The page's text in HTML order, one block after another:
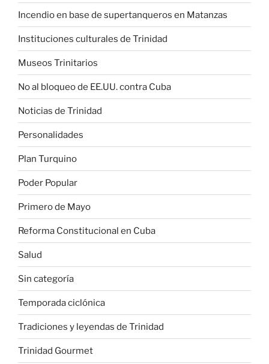
Incendio en base de supertanqueros en Matanzas
Instituciones culturales de Trinidad
Museos Trinitarios
No al bloqueo de EE.UU. contra Cuba
Noticias de Trinidad
Personalidades
Plan Turquino
Poder Popular
Primero de Mayo
Reforma Constitucional en Cuba
Salud
Sin categoría
Temporada ciclónica
Tradiciones y leyendas de Trinidad
Trinidad Gourmet